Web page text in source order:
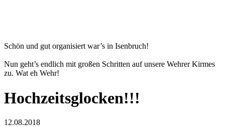
Schön und gut organisiert war’s in Isenbruch!
Nun geht’s endlich mit großen Schritten auf unsere Wehrer Kirmes
zu. Wat eh Wehr!
Hochzeitsglocken!!!
12.08.2018